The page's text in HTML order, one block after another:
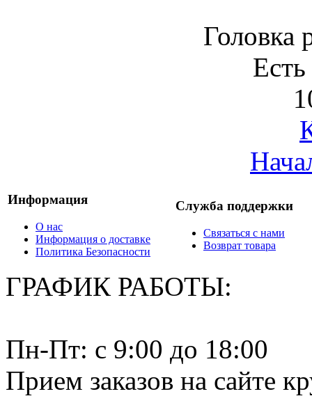
Головка
Информация
О нас
Информация о доставке
Политика Безопасности
Служба поддержки
Связаться с нами
Возврат товара
ГРАФИК РАБОТЫ:
Пн-Пт: c 9:00 до 18:00
Прием заказов на сайте